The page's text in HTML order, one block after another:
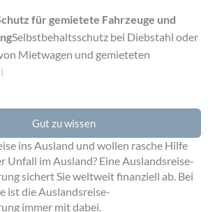
für gemietete Fahrzeuge und
Selbstbehaltsschutz bei Diebstahl oder
Mietwagen und gemieteten
Gut zu wissen
ins Ausland und wollen rasche Hilfe
Unfall im Ausland? Eine Auslandsreise-
sichert Sie weltweit finanziell ab. Bei
ist die Auslandsreise-
immer mit dabei.